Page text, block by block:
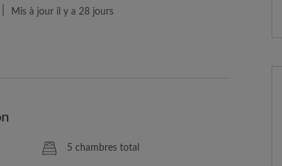
Mis à jour il y a 28 jours
5 chambres total